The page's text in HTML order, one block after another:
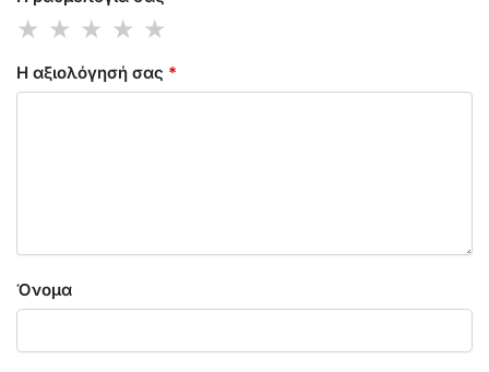
Η αξιολόγησή σας *
Όνομα